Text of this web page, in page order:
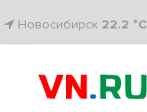
Новосибирск 22.2 °C